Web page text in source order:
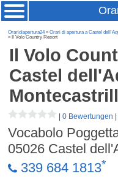
Oraridiapertura24»Orari di apertura a Castel
» Il Volo Country Resort
Il Volo
Castel
|0 Bewertungen
Vocabolo
05026 Castel
339 684 1813*